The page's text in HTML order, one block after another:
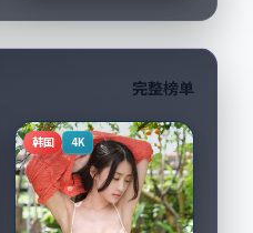
千玺、宋佳与配角群
戏并重。影片2024...
完整榜单
韩国 4K